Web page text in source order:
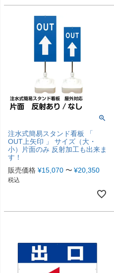
注水式簡易スタンド看板 「
OUT上矢印 」 サイズ（大・
小）片面のみ 反射加工も出来ま
す！
販売価格 ¥15,070 〜 ¥20,350
税込